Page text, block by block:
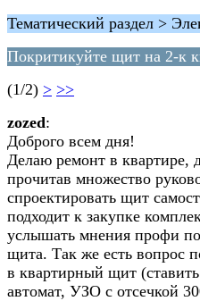
Тематический раздел >
Покритикуйте щит на 2-к
(1/2) > >>
zozed:
Доброго всем дня!
Делаю ремонт в квартире,
прочитав множество
спроектировать щит
подходит к закупке
услышать мнения профи
щита. Так же есть вопрос
в квартирный щит
автомат, УЗО с отсечкой